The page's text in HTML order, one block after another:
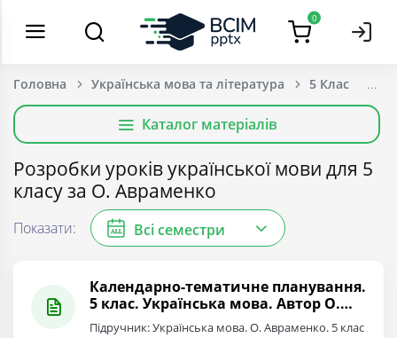
0
Головна Українська мова та література 5 Клас
Каталог матеріалів
Розробки уроків української мови для 5
класу за О. Авраменко
Показати: ALL Всі семестри
Календарно-тематичне планування.
5 клас. Українська мова. Автор О.
Авраменко
Підручник: Українська мова. О. Авраменко. 5 клас